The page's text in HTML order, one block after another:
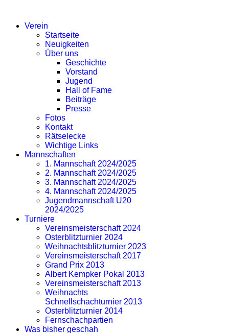
Verein
Startseite
Neuigkeiten
Über uns
Geschichte
Vorstand
Jugend
Hall of Fame
Beiträge
Presse
Fotos
Kontakt
Rätselecke
Wichtige Links
Mannschaften
1. Mannschaft 2024/2025
2. Mannschaft 2024/2025
3. Mannschaft 2024/2025
4. Mannschaft 2024/2025
Jugendmannschaft U20
2024/2025
Turniere
Vereinsmeisterschaft 2024
Osterblitzturnier 2024
Weihnachtsblitzturnier 2023
Vereinsmeisterschaft 2017
Grand Prix 2013
Albert Kempker Pokal 2013
Vereinsmeisterschaft 2013
Weihnachts
Schnellschachturnier 2013
Osterblitzturnier 2014
Fernschachpartien
Was bisher geschah